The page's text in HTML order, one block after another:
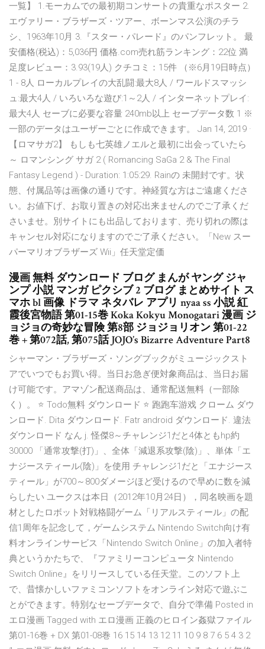
一覧】 1.モーカムでの最初期コンサートの貴重なポスター 2.
エヴァリー・ブラザーズ・ツアー、ボーンマス公演のチラ
シ、1963年10月 3.『スター・パレード』のパンフレット。 最
安価格(税込)：5,036円 価格.com売れ筋ランキング：22位 満
足度レビュー：3.93(19人) クチコミ：15件 （※6月19日時点）
1 - 8人 ローカルプレイの大乱闘:最大8人 / ワールドスマッシ
ュ:最大4人 / いろいろな遊び:1～2人 / インターネットプレイ:
最大4人 セーブに必要な容量 240mb以上 セーブデータ数 1 ※
一部のデータはユーザーごとに作成できます。 Jan 14, 2019 ·
【ロマサガ2】 もしも七英雄ノエルと最初に出会っていたら
～ ロマンシング サガ 2 ( Romancing SaGa 2 & The Final
Fantasy Legend ) - Duration: 1:05:29. Rainの 未開封です。状
態、付属品等は画像の通りです。神経質な方はご遠慮くださ
い。お値下げ、お取り置きの対応出来ませんのでご了承くだ
さいませ。別サイトにも出品しております、売り切れの際は
キャンセル対応になりますのでご了承ください。「New スー
パーマリオブラザーズ Wii」任天堂定価
漫画 無料 ダウンロード ブログ まんが ヤング ジャ
ンプ 小説 マンガ ピクシブ 2 ブログ まとめサイト ス
マホ bl 画像 ドラマ ネタバレ アプリ nyaa ss 小説 紅
霞後宮物語 第01-15巻 Koka Kokyu Monogatari 漫画 ジ
ョジョの奇妙な冒険 第8部 ジョジョリオン 第01-22
巻 + 第072話, 第075話 JOJO’s Bizarre Adventure Part8
シャーマン・ブラザーズ・ソングブックがミュージックスト
アでいつでもお買い得。当日お急ぎ便対象商品は、当日お届
け可能です。アマゾン配送商品は、通常配送無料（一部除
く）。 ⭐ Todo無料 ダウンロード ⭐ 跑跑车游戏 クローム ダウ
ンロード. Dita ダウンロード. Fatr android ダウンロード. 違法
ダウンロード なん j. 怪傑8～チャレンジ1だと4体ともhp約
30000 「通常攻撃(打)」、全体「減退系攻撃(陰)」、単体「エ
ナジースティール(陰)」を使用 チャレンジ1だと「エナジース
ティール」が700～800ダメージほど受けるので早めに数を減
らしたい ユークスは本日（2012年10月24日），同名映画を題
材としたロボット対戦格闘ゲーム「リアルスティール」の配
信1周年を記念して，ゲームシステム Nintendo Switch向け有
料オンラインサービス「Nintendo Switch Online」の加入者特
典というかたちで、『ファミリーコンピュータ Nintendo
Switch Online』をリリースしている任天堂。このソフト上
で、昔懐かしいファミコンソフトをオンライン対応で遊ぶこ
とができます。特別なセーブデータで、自分で準備 Posted in
エロ漫画 Tagged with エロ漫画 正義のヒロイン姦獄ファイル
第01-16巻 + DX 第01-08巻 16 15 14 13 12 11 10 9 8 7 6 5 4 3 2